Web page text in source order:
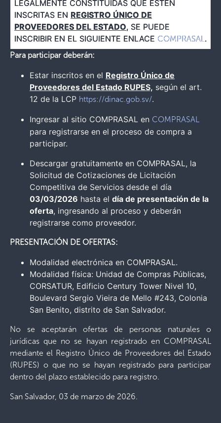
LEGALMENTE CONSTITUIDAS QUE ESTÉN
INSCRITAS EN REGISTRO ÚNICO DE
PROVEEDORES DEL ESTADO, SE PUEDE
INSCRIBIR EN EL SIGUIENTE ENLACE COMPRASAL.
Para participar deberán:
Estar inscritos en el Registro Único de
Proveedores del Estado RUPES, según el art.
12 de la LCP https://dinac.gob.sv/.
Ingresar al sitio COMPRASAL en COMPRASAL
para registrarse en el proceso de compra a
participar.
Descargar gratuitamente en COMPRASAL, la
Solicitud de Cotizaciones de Licitación
Competitiva de Servicios desde el día
03/03/2026 hasta el día de presentación de la
oferta, ingresando al proceso y deberán
registrarse como proveedor.
PRESENTACIÓN DE OFERTAS:
Modalidad electrónica en COMPRASAL.
Modalidad física: Unidad de Compras Públicas,
CORSATUR, Edificio Century Tower Nivel 10,
Boulevard Sergio Vieira de Mello #243, Colonia
San Benito, distrito de San Salvador.
No se aceptarán ofertas de personas naturales o
jurídicas que no se hayan registrado en COMPRASAL
mediante el Registro Único de Proveedores del Estado
(RUPES) o que no se hayan registrado para participar
dentro del plazo establecido para registro.
San Salvador, 03 de marzo de 2026.